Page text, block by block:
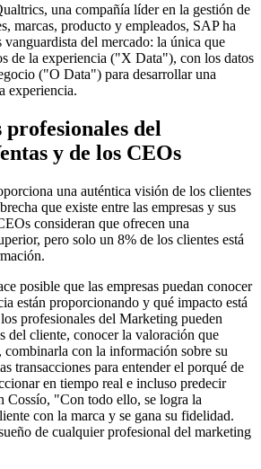
una compañía líder en la gestión de
marcas, producto y empleados, SAP ha
vanguardista del mercado: la única que
de la experiencia ("X Data"), con los datos
("O Data") para desarrollar una
experiencia.
profesionales del
y de los CEOs
una auténtica visión de los clientes
que existe entre las empresas y sus
consideran que ofrecen una
pero solo un 8% de los clientes está
posible que las empresas puedan conocer
están proporcionando y qué impacto está
profesionales del Marketing pueden
del cliente, conocer la valoración que
combinarla con la información sobre su
transacciones para entender el porqué de
en tiempo real e incluso predecir
Cossío, "Con todo ello, se logra la
con la marca y se gana su fidelidad.
de cualquier profesional del marketing